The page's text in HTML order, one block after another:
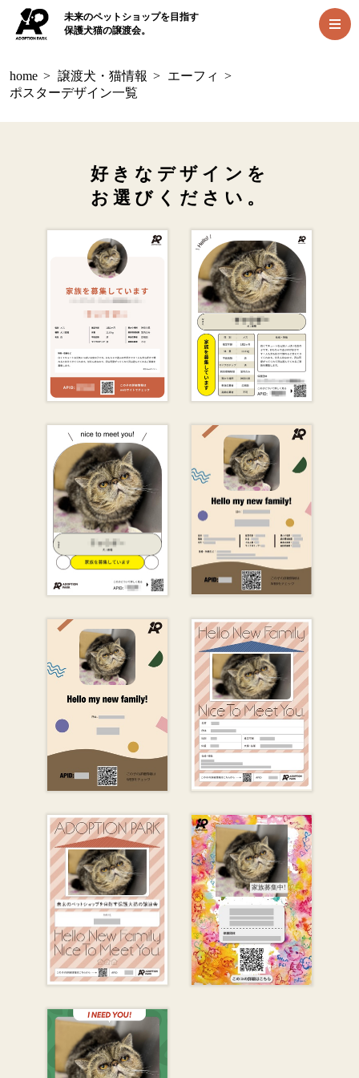
未来のペットショップを目指す
保護犬猫の譲渡会。
home > 譲渡犬・猫情報 > エーフィ >
ポスターデザイン一覧
好きなデザインを
お選びください。